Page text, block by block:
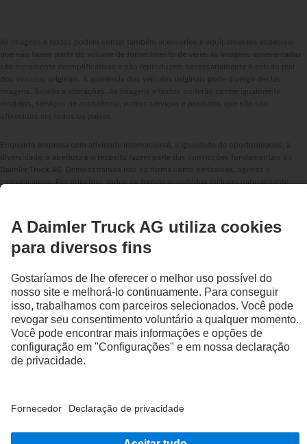
comunicamos. Por princípio, todos os termos escolhidos incluem naturalmente
O emissor do cartão e parceiro contratual é o parceiro de cooperação UTA Edenred.
As demais condições e termos de utilização do cartão de carregamento constam do
acordo contratual com a UTA Edenred.
Cartão disponível em Bélgica, Bulgária, Dinamarca, Alemanha, Finlândia, França,
Reino Unido, Itália, Croácia, Lituânia, Luxemburgo, Países Baixos, Noruega, Áustria,
Polónia, Portugal, Roménia, Suécia, Suíça, Eslováquia, Eslovénia e Espanha.
Utilização do cartão em Bélgica, Bulgária, Dinamarca, Alemanha, Estónia, Finlândia,
França, Reino Unido, Irlanda, Itália, Croácia, Letónia, Liechtenstein, Lituânia,
Luxemburgo, Países Baixos, Noruega, Áustria, Polónia, Portugal, Roménia, Suécia,
Suíça, Eslováquia, Eslovénia, Espanha, República Checa, Hungria.